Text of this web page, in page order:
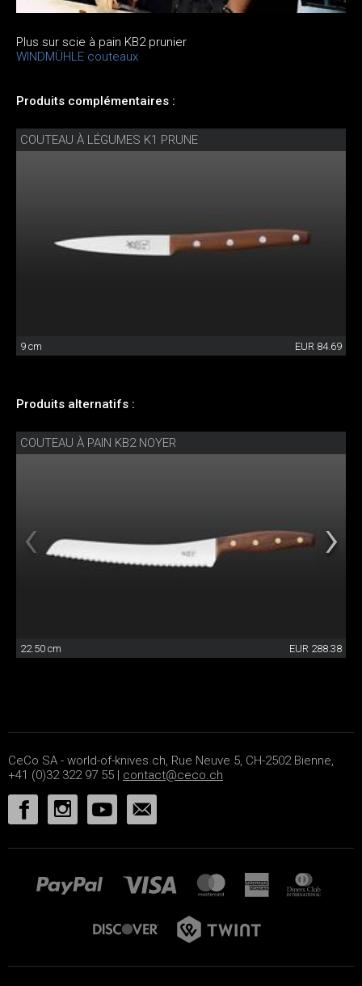
Plus sur scie à pain KB2 prunier
WINDMÜHLE couteaux
Produits complémentaires :
COUTEAU À LÉGUMES K1 PRUNE
9 cm EUR 84.69
Produits alternatifs :
COUTEAU À PAIN KB2 NOYER
22.50 cm EUR 288.38
CeCo SA - world-of-knives.ch, Rue Neuve 5, CH-2502 Bienne,
+41 (0)32 322 97 55 | contact@ceco.ch